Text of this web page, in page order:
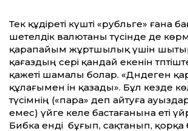
Тек құдіреті күшті «рубльге» ғана
шетелдік валютаны түсінде де
қарапайым жұртшылық үшін
қағаздың әсері қандай екенін
қажеті шамалы болар. «Дәндеген
құлағымен ін қазады». Бұл кезде
түсімнің («пара» деп айтуға
емес) үйге келе бастағанына еті
Бибка енді бұғып, сақтанып, қорқа